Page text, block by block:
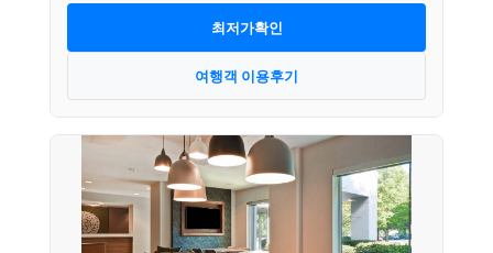
최저가확인
여행객 이용후기